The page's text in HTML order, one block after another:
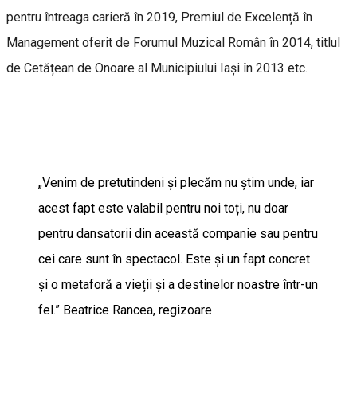
pentru întreaga carieră în 2019, Premiul de Excelență în
Management oferit de Forumul Muzical Român în 2014, titlul
de Cetățean de Onoare al Municipiului Iași în 2013 etc.
„Venim de pretutindeni și plecăm nu știm unde, iar
acest fapt este valabil pentru noi toți, nu doar
pentru dansatorii din această companie sau pentru
cei care sunt în spectacol. Este și un fapt concret
și o metaforă a vieții și a destinelor noastre într-un
fel.” Beatrice Rancea, regizoare